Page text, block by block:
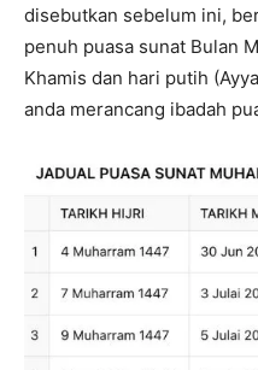
disebutkan sebelum ini,
penuh puasa sunat Bulan
Khamis dan hari putih
anda merancang ibadah